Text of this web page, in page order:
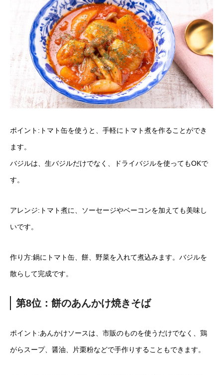
ポイント:トマト缶を使うと、手軽にトマト煮を作ることができ
ます。
バジルは、生バジルだけでなく、ドライバジルを使ってもOKで
す。
アレンジ:トマト煮に、ソーセージやベーコンを加えても美味し
いです。
作り方:鍋にトマト缶、餅、野菜を入れて煮込みます。バジルを
散らして完成です。
第8位：餅のあんかけ焼きそば
ポイント:あんかけソースは、市販のものを使うだけでなく、鶏
がらスープ、醤油、片栗粉などで手作りすることもできます。